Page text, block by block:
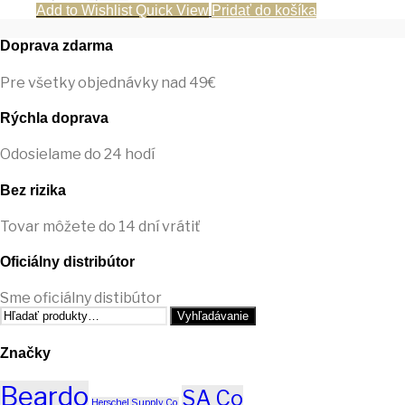
cena
15,99 €.
cena
Add to Wishlist Quick View Pridať do košíka
Doprava zdarma
Pre všetky objednávky nad 49€
Rýchla doprava
Odosielame do 24 hodí
Bez rizika
Tovar môžete do 14 dní vrátiť
Oficiálny distribútor
Sme oficiálny distibútor
Hľadať: Vyhľadávanie
Značky
Beardo Herschel Supply Co. SA Co